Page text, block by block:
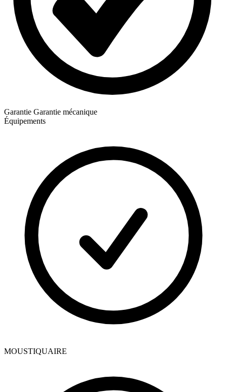
Garantie Garantie mécanique
Équipements
MOUSTIQUAIRE